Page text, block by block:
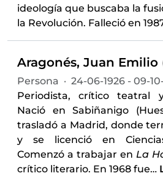
ideología que buscaba la
la Revolución. Falleció en
Persona · 24-06-1926 - 09-
Periodista, crítico teatral
Nació en Sabiñanigo
trasladó a Madrid, donde
y se licenció en
Comenzó a trabajar en La
crítico literario. En 1968 fue…